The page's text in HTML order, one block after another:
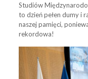
Studiów
to dzień pełen dumy i
naszej pamięci,
rekordowa!